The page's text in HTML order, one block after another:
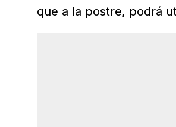
que a la postre, podrá